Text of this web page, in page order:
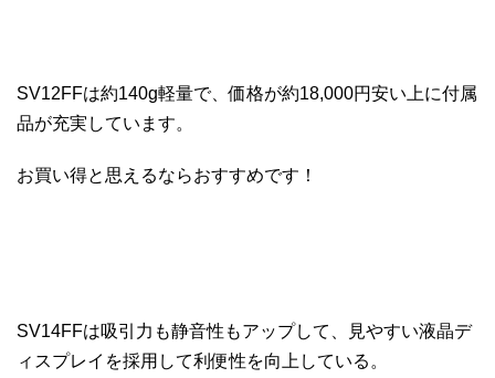
SV12FFは約140g軽量で、価格が約18,000円安い上に付属
品が充実しています。
お買い得と思えるならおすすめです！
SV14FFは吸引力も静音性もアップして、見やすい液晶デ
ィスプレイを採用して利便性を向上している。